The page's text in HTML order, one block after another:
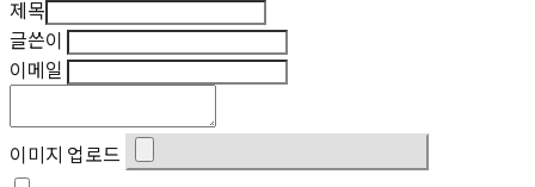
제목
글쓴이
이메일
이미지 업로드